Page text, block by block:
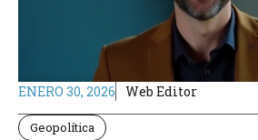
ENERO 30, 2026 Web Editor
Geopolítica